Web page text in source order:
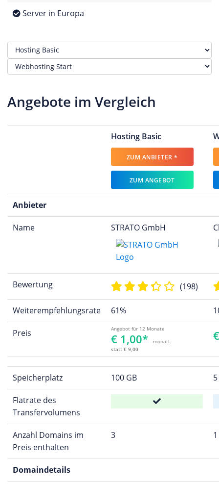
Server in Europa
Angebote im Vergleich
Hosting Basic
ZUM ANBIETER *
ZUM ANGEBOT
Anbieter
Name STRATO GmbH
Bewertung (198)
Weiterempfehlungsrate 61%
Preis Angebot für 12 Monate
€ 1,00* - monatl.
statt € 9,00
Speicherplatz 100 GB
Flatrate des
Transfervolumens
Anzahl Domains im
Preis enthalten
3 1
Domaindetails